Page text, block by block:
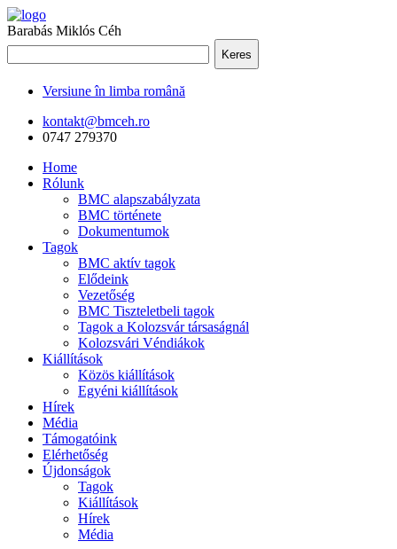
Barabás Miklós Céh
Keres
Versiune în limba română
kontakt@bmceh.ro
0747 279370
Home
Rólunk
BMC alapszabályzata
BMC története
Dokumentumok
Tagok
BMC aktív tagok
Elődeink
Vezetőség
BMC Tiszteletbeli tagok
Tagok a Kolozsvár társaságnál
Kolozsvári Véndiákok
Kiállítások
Közös kiállítások
Egyéni kiállítások
Hírek
Média
Támogatóink
Elérhetőség
Újdonságok
Tagok
Kiállítások
Hírek
Média